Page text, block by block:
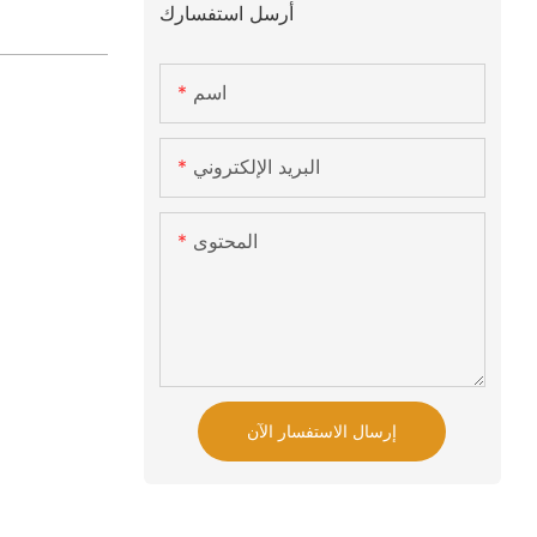
أرسل استفسارك
اسم
البريد الإلكتروني
المحتوى
إرسال الاستفسار الآن